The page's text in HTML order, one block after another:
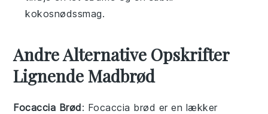
kokosnødssmag.
Andre Alternative Opskrifter
Lignende Madbrød
Focaccia Brød: Focaccia brød er en lækker